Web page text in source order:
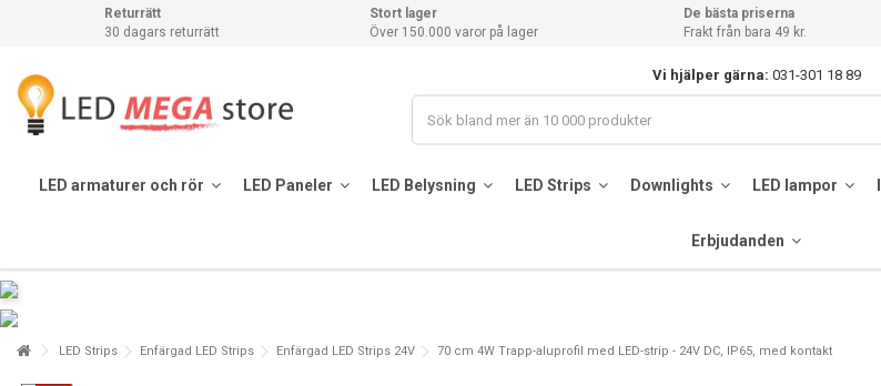
Returrätt
30 dagars returrätt
Stort lager
Över 150.000 varor på lager
De bästa priserna
Frakt från bara 49 kr.
Vi hjälper gärna: 031-301 18 89
LED armaturer och rör LED Paneler LED Belysning LED Strips Downlights LED lampor
Erbjudanden
LED Strips Enfärgad LED Strips Enfärgad LED Strips 24V 70 cm 4W Trapp-aluprofil med LED-strip - 24V DC, IP65, med kontakt